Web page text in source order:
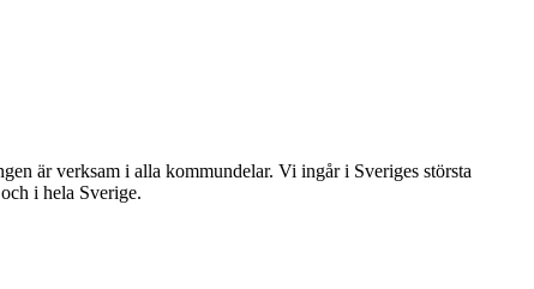
är verksam i alla kommundelar. Vi ingår i Sveriges största
i hela Sverige.